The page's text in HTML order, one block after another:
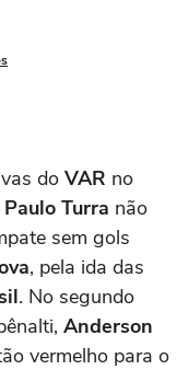
do VAR no
Paulo Turra não
sem gols
, pela ida das
. No segundo
Anderson
vermelho para o